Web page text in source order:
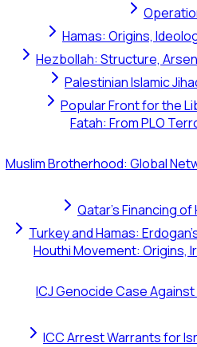
Hamas: Origins,
Hezbollah: Structure,
Palestinian Islamic
Popular Front for the
Fatah: From PLO
Muslim Brotherhood: Global
Qatar's Financing of
Turkey and Hamas:
Houthi Movement: Origins,
ICJ Genocide Case
ICC Arrest Warrants for